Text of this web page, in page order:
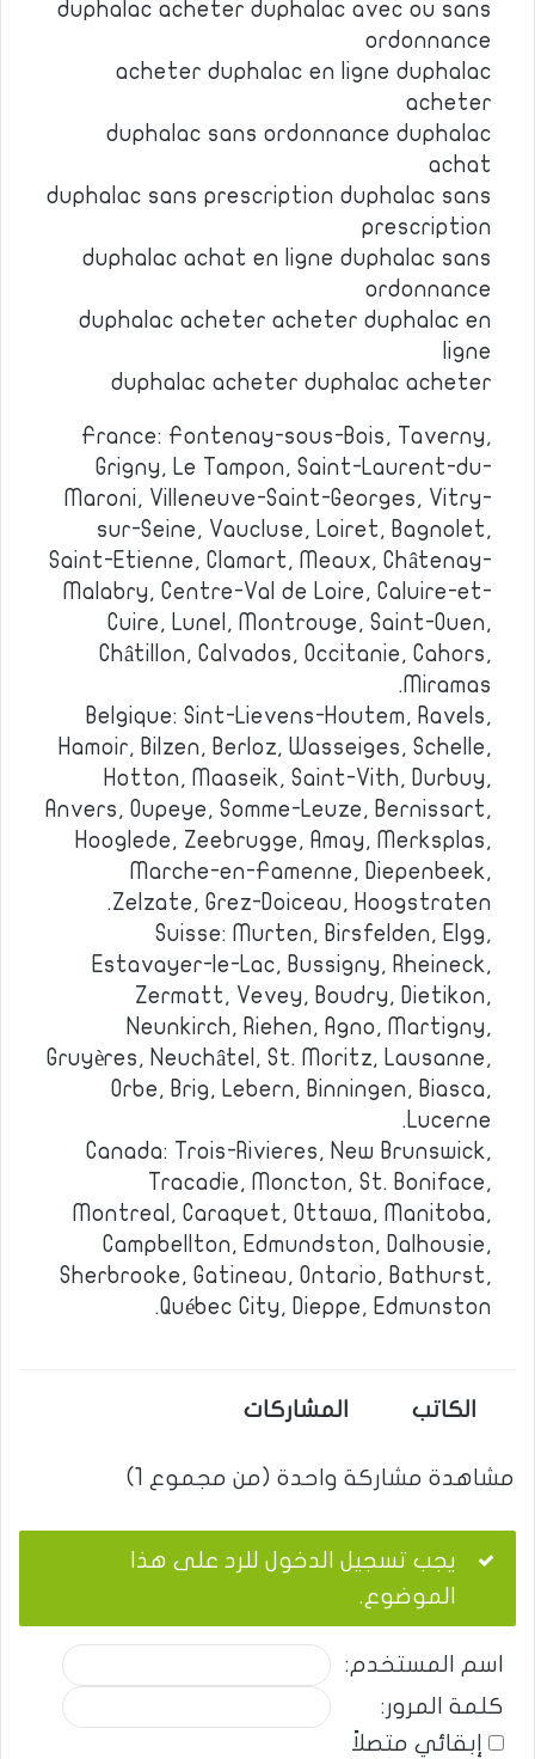
duphalac acheter duphalac avec ou sans
ordonnance
acheter duphalac en ligne duphalac
acheter
duphalac sans ordonnance duphalac
achat
duphalac sans prescription duphalac sans
prescription
duphalac achat en ligne duphalac sans
ordonnance
duphalac acheter acheter duphalac en
ligne
duphalac acheter duphalac acheter
France: Fontenay-sous-Bois, Taverny,
Grigny, Le Tampon, Saint-Laurent-du-
Maroni, Villeneuve-Saint-Georges, Vitry-
sur-Seine, Vaucluse, Loiret, Bagnolet,
Saint-Etienne, Clamart, Meaux, Châtenay-
Malabry, Centre-Val de Loire, Caluire-et-
Cuire, Lunel, Montrouge, Saint-Ouen,
Châtillon, Calvados, Occitanie, Cahors,
Miramas.
Belgique: Sint-Lievens-Houtem, Ravels,
Hamoir, Bilzen, Berloz, Wasseiges, Schelle,
Hotton, Maaseik, Saint-Vith, Durbuy,
Anvers, Oupeye, Somme-Leuze, Bernissart,
Hooglede, Zeebrugge, Amay, Merksplas,
Marche-en-Famenne, Diepenbeek,
Zelzate, Grez-Doiceau, Hoogstraten.
Suisse: Murten, Birsfelden, Elgg,
Estavayer-le-Lac, Bussigny, Rheineck,
Zermatt, Vevey, Boudry, Dietikon,
Neunkirch, Riehen, Agno, Martigny,
Gruyères, Neuchâtel, St. Moritz, Lausanne,
Orbe, Brig, Lebern, Binningen, Biasca,
Lucerne.
Canada: Trois-Rivieres, New Brunswick,
Tracadie, Moncton, St. Boniface,
Montreal, Caraquet, Ottawa, Manitoba,
Campbellton, Edmundston, Dalhousie,
Sherbrooke, Gatineau, Ontario, Bathurst,
Québec City, Dieppe, Edmunston.
الكاتب المشاركات
مشاهدة مشاركة واحدة (من مجموع 1)
يجب تسجيل الدخول للرد على هذا
الموضوع.
اسم المستخدم:
كلمة المرور:
إبقائي متصلاً